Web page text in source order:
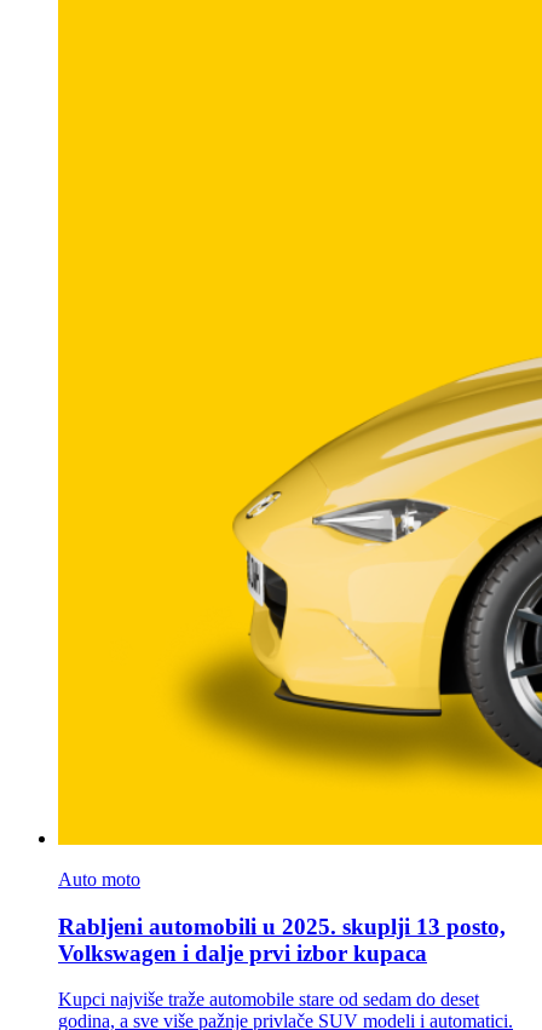
Auto moto
Rabljeni automobili u 2025. skuplji 13 posto,
Volkswagen i dalje prvi izbor kupaca
Kupci najviše traže automobile stare od sedam do deset
godina, a sve više pažnje privlače SUV modeli i automatici.